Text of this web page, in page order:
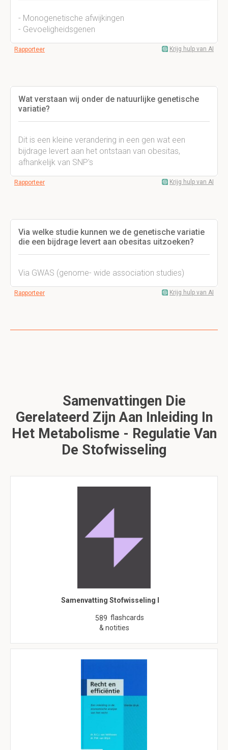
- Monogenetische afwijkingen
- Gevoeligheidsgenen
Rapporteer Krijg hulp van AI
Wat verstaan wij onder de natuurlijke genetische
variatie?
Dit is een kleine verandering in een gen wat een
bijdrage levert aan het ontstaan van obesitas,
afhankelijk van SNP's
Rapporteer Krijg hulp van AI
Via welke studie kunnen we de genetische variatie
die een bijdrage levert aan obesitas uitzoeken?
Via GWAS (genome- wide association studies)
Rapporteer Krijg hulp van AI
Samenvattingen Die
Gerelateerd Zijn Aan Inleiding In
Het Metabolisme - Regulatie Van
De Stofwisseling
Samenvatting Stofwisseling I
589 flashcards
& notities